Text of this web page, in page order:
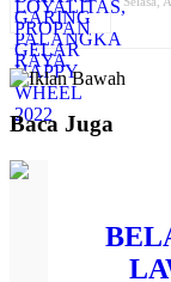
Baca Juga